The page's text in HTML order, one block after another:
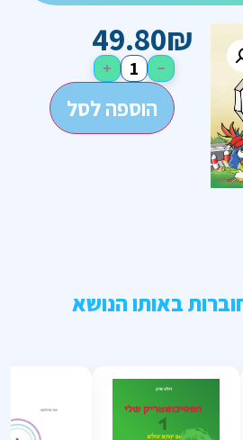
49.80₪
−
+
הוספה לסל
באותו הנושא